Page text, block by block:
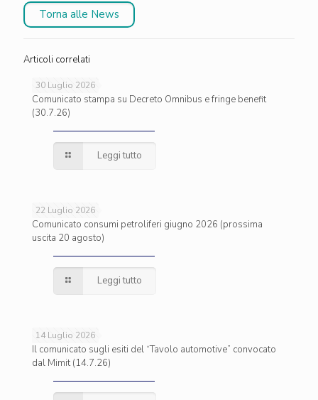
Torna alle News
Articoli correlati
30 Luglio 2026
Comunicato stampa su Decreto Omnibus e fringe benefit
(30.7.26)
Leggi tutto
22 Luglio 2026
Comunicato consumi petroliferi giugno 2026 (prossima
uscita 20 agosto)
Leggi tutto
14 Luglio 2026
Il comunicato sugli esiti del “Tavolo automotive” convocato
dal Mimit (14.7.26)